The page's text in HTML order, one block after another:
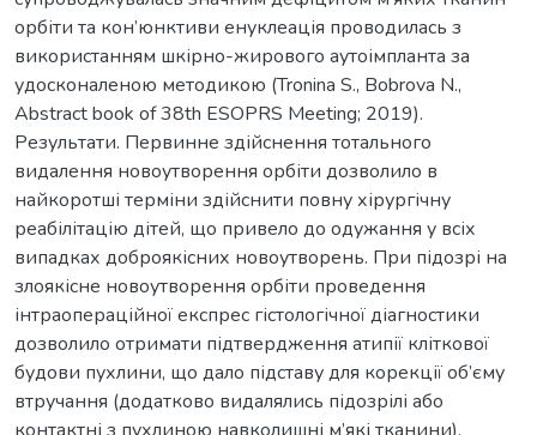
орбіти та кон’юнктиви енуклеація проводилась з
використанням шкірно-жирового аутоімпланта за
удосконаленою методикою (Tronina S., Bobrova N.,
Abstract book of 38th ESOPRS Meeting; 2019).
Результати. Первинне здійснення тотального
видалення новоутворення орбіти дозволило в
найкоротші терміни здійснити повну хірургічну
реабілітацію дітей, що привело до одужання у всіх
випадках доброякісних новоутворень. При підозрі на
злоякісне новоутворення орбіти проведення
інтраопераційної експрес гістологічної діагностики
дозволило отримати підтвердження атипії кліткової
будови пухлини, що дало підставу для корекції об’єму
втручання (додатково видалялись підозрілі або